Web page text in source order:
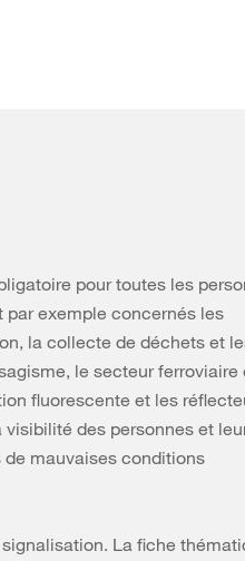
pour toutes les
par exemple concernés les
la collecte de déchets et
le secteur ferroviaire
fluorescente et les
des personnes et
de mauvaises conditions
La fiche